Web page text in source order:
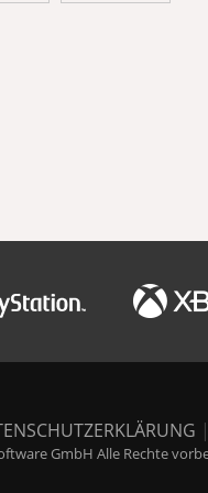
|
GmbH Alle Rechte